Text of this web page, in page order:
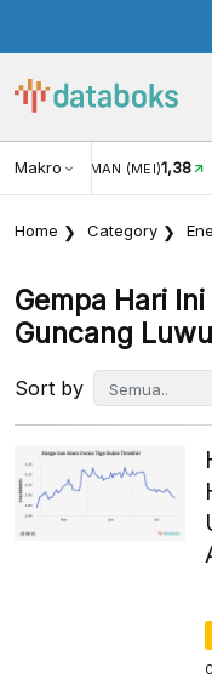
MakroWISMAN (MEI)1,38
Home Category
Gempa Hari
Guncang
Sort by